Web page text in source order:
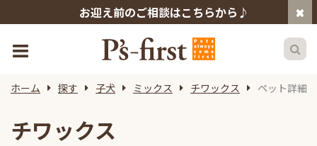
お迎え前のご相談はこちらから♪
ホーム 探す 子犬 ミックス チワックス ペット詳細
チワックス